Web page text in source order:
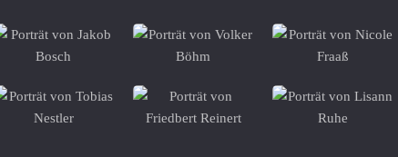
REFERENT